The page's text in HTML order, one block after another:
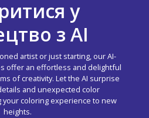
у
з AI
artist or just starting, our AI-
offer an effortless and delightful
of creativity. Let the AI surprise
and unexpected color
your coloring experience to new
heights.